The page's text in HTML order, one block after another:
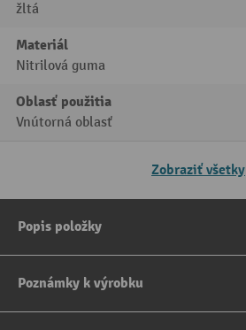
žltá
Materiál
Nitrilová guma
Oblasť použitia
Vnútorná oblasť
Zobraziť všetky
Popis položky
Poznámky k výrobku